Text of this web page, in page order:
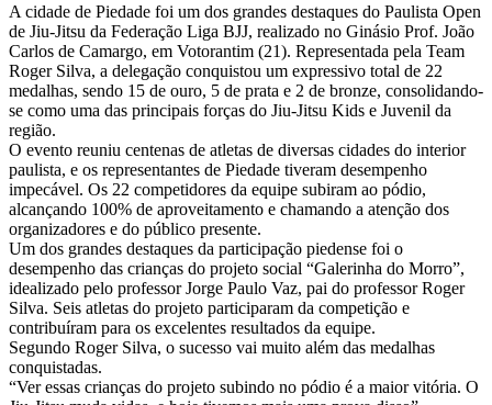
A cidade de Piedade foi um dos grandes destaques do Paulista Open
de Jiu-Jitsu da Federação Liga BJJ, realizado no Ginásio Prof. João
Carlos de Camargo, em Votorantim (21). Representada pela Team
Roger Silva, a delegação conquistou um expressivo total de 22
medalhas, sendo 15 de ouro, 5 de prata e 2 de bronze, consolidando-
se como uma das principais forças do Jiu-Jitsu Kids e Juvenil da
região.
O evento reuniu centenas de atletas de diversas cidades do interior
paulista, e os representantes de Piedade tiveram desempenho
impecável. Os 22 competidores da equipe subiram ao pódio,
alcançando 100% de aproveitamento e chamando a atenção dos
organizadores e do público presente.
Um dos grandes destaques da participação piedense foi o
desempenho das crianças do projeto social “Galerinha do Morro”,
idealizado pelo professor Jorge Paulo Vaz, pai do professor Roger
Silva. Seis atletas do projeto participaram da competição e
contribuíram para os excelentes resultados da equipe.
Segundo Roger Silva, o sucesso vai muito além das medalhas
conquistadas.
“Ver essas crianças do projeto subindo no pódio é a maior vitória. O